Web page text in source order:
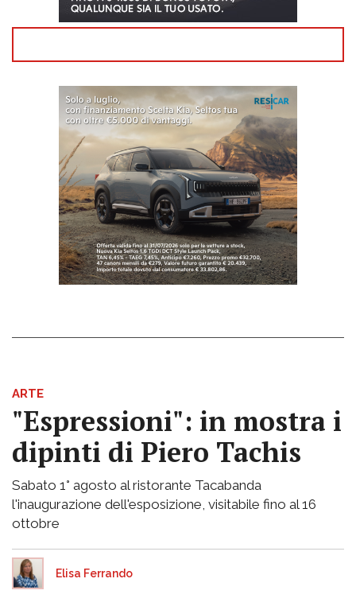
ARTE
"Espressioni": in mostra i
dipinti di Piero Tachis
Sabato 1° agosto al ristorante Tacabanda
l'inaugurazione dell'esposizione, visitabile fino al 16
ottobre
Elisa Ferrando